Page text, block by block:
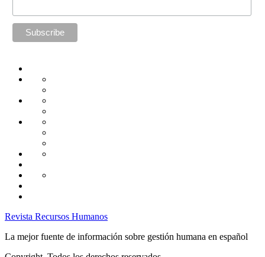
Administración
Capacitación
Desarrollo
Gestión
Laborales
Selección
Revista Recursos Humanos
La mejor fuente de información sobre gestión humana en español